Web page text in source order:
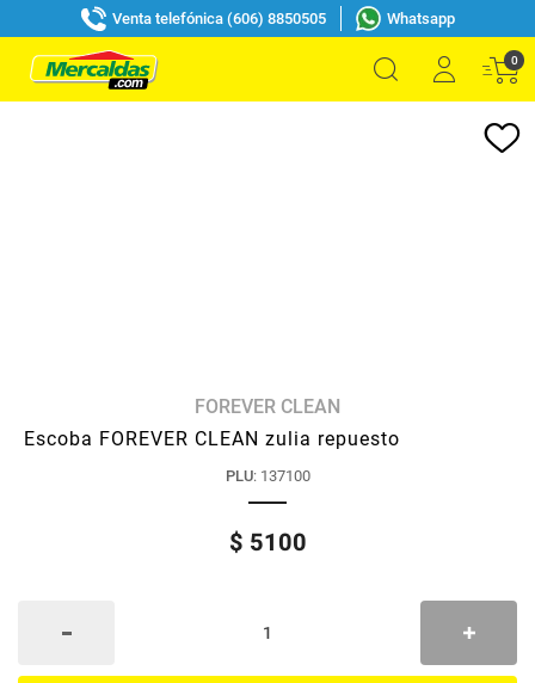
Venta telefónica (606) 8850505 Whatsapp
0
FOREVER CLEAN
Escoba FOREVER CLEAN zulia repuesto
PLU: 137100
$ 5100